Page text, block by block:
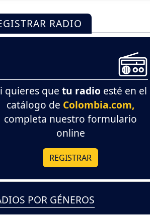
RADIO
quieres que tu radio esté en el
catálogo de Colombia.com,
completa nuestro formulario
online
REGISTRAR
POR GÉNEROS